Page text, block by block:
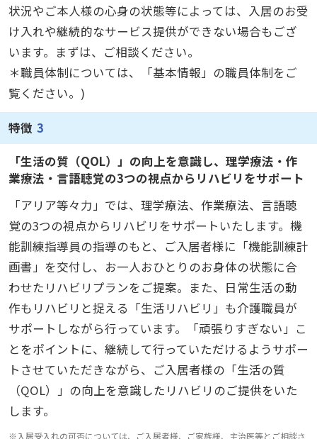
状況やご本人様の心身の状態等によっては、入居のお受
け入れや継続的なサービス提供ができない場合もござ
います。まずは、ご相談ください。
＊職員体制については、「基本情報」の職員体制をご
覧ください。)
特徴 3
「生活の質（QOL）」の向上を意識し、理学療法・作
業療法・言語聴覚の3つの視点からリハビリをサポート
「アリア等々力」では、理学療法、作業療法、言語聴
覚の3つの視点からリハビリをサポートいたします。機
能訓練指導員の指導のもと、ご入居者様に「機能訓練計
画書」を交付し、お一人おひとりのお身体の状態に合
わせたリハビリプランをご提案。また、日常生活の動
作もリハビリと捉える「生活リハビリ」も介護職員が
サポートしながら行っています。「頑張りすぎない」こ
とをポイントに、継続して行っていただけるようサポー
トさせていただきながら、ご入居者様の「生活の質
（QOL）」の向上を意識したリハビリのご提供をいた
します。
※入居受入れの可否については、ご入居者様、ご家族様、主治医等とご相談さ